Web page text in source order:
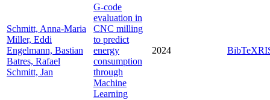
Schmitt, Anna-Maria
Miller, Eddi
Engelmann, Bastian
Batres, Rafael
Schmitt, Jan
G-code
evaluation in
CNC milling
to predict
energy
consumption
through
Machine
Learning
2024 BibTeX